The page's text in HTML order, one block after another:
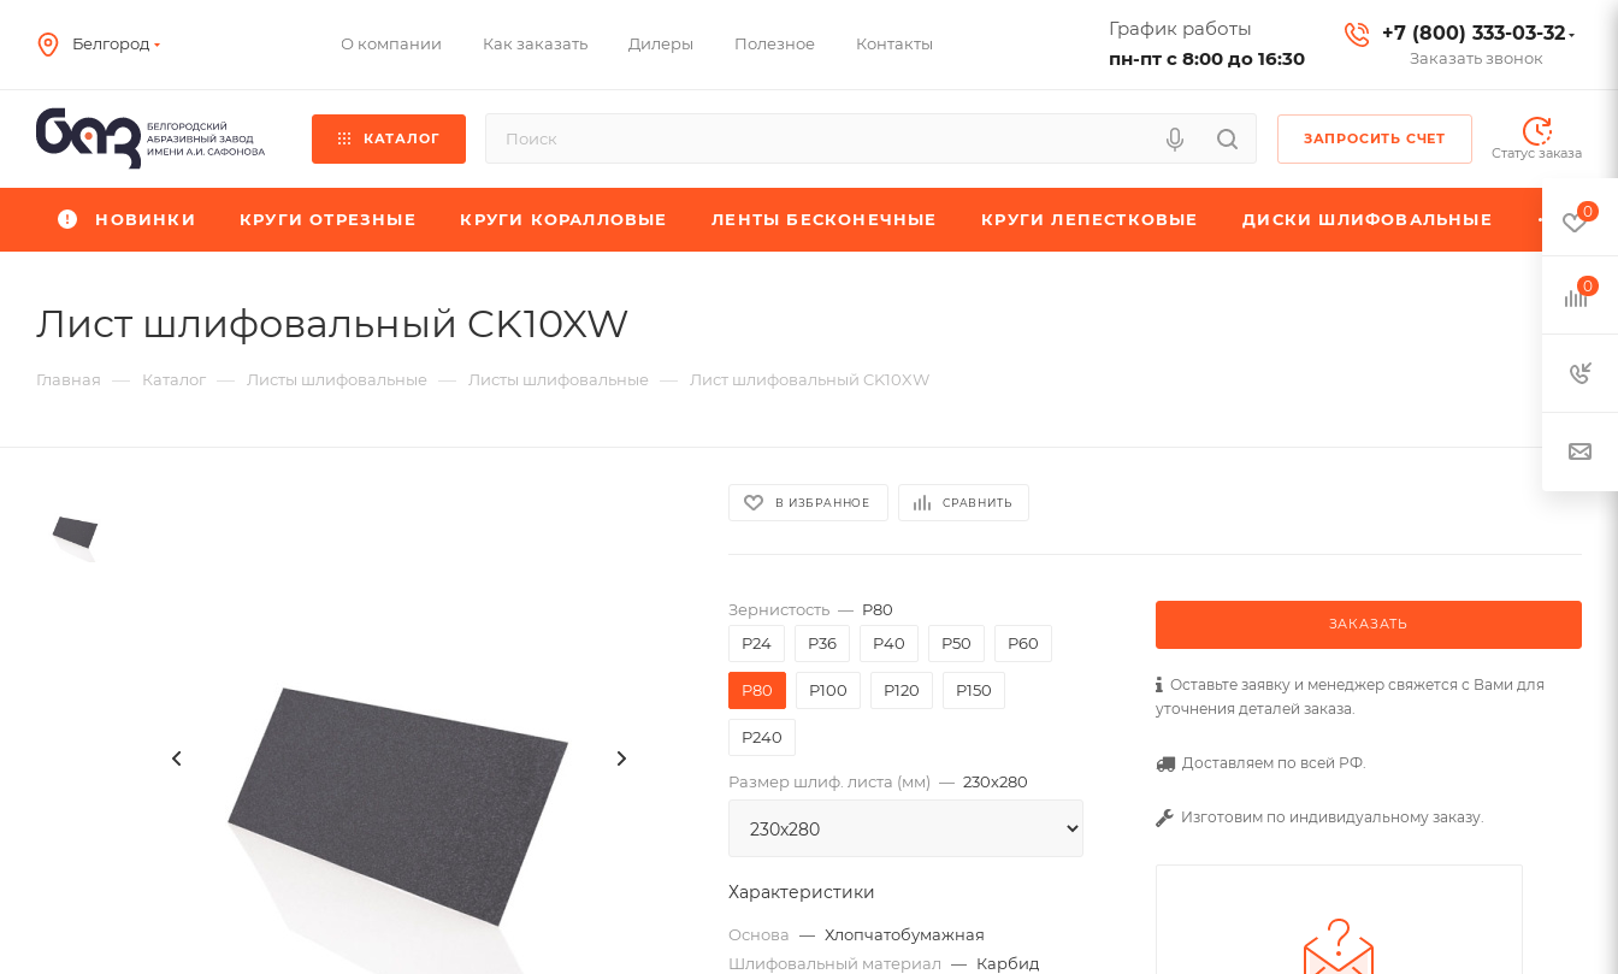
Белгород О компании Как заказать Дилеры Полезное Контакты
График работы
пн-пт с 8:00 до 16:30
+7 (800) 333-03-32
Заказать звонок
КАТАЛОГ
ЗАПРОСИТЬ СЧЕТ
Статус заказа
НОВИНКИ КРУГИ ОТРЕЗНЫЕ КРУГИ КОРАЛЛОВЫЕ ЛЕНТЫ БЕСКОНЕЧНЫЕ КРУГИ ЛЕПЕСТКОВЫЕ ДИСКИ ШЛИФОВАЛЬНЫЕ
Лист шлифовальный CK10XW
Главная — Каталог — Листы шлифовальные — Листы шлифовальные — Лист шлифовальный CK10XW
В ИЗБРАННОЕ СРАВНИТЬ
Зернистость — P80
P24
P36 P40 P50 P60
P80 P100 P120 P150
P240
Размер шлиф. листа (мм) — 230х280
Характеристики
Основа — Хлопчатобумажная
Шлифовальный материал — Карбид
ЗАКАЗАТЬ
Оставьте заявку и менеджер свяжется с Вами для
уточнения деталей заказа.
Доставляем по всей РФ.
Изготовим по индивидуальному заказу.
0
0